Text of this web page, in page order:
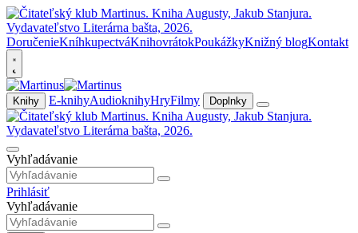
DoručenieKníhkupectváKnihovrátokPoukážkyKnižný blogKontakt
Knihy E-knihyAudioknihyHryFilmy Doplnky
Vyhľadávanie
Prihlásiť
Vyhľadávanie